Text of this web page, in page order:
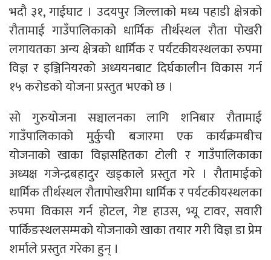
भदौ ३१, गाईघाट । उदयपुर जिल्लाको मध्य पहाडी क्षेत्रको
रौतामाई गाउँपालिकाको धार्मिक तीर्थस्थल रौता पोखरी
लगायतका अन्य क्षेत्रको धार्मिक र पर्यटकीयस्थलका रुपमा
विज्ञ र इञ्जिनियरको अध्ययनबाट दिर्घकालीन विकास गर्न
१५ करोडको योजना प्रस्तुत भएको छ ।
सो गुरुयोजना सञ्चालनका लागि शनिबार रौतामाई
गाउँपालिकाको मुर्कुची बजारमा एक कार्यक्रमबीच
योजनाको खाका विज्ञसहितका टोली र गाउँपालिकाका
अध्यक्ष गजेन्द्रबहादुर खड्काले प्रस्तुत गरे । रौतामाईको
धार्मिक तीर्थस्थल रौतापोखरीमा धार्मिक र पर्यटकीयस्थलका
रुपमा विकास गर्न होटल, गेष्ट हाउस, भ्यू टावर, सवारी
पार्किङस्थलसम्मको योजनाको खाका तयार गरी विज्ञ डा प्रेम
शर्माले प्रस्तुत गरेका हुन् ।